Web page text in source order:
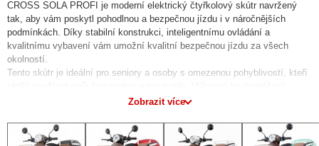
CROSS SOLA PROFI je moderní elektrický čtyřkolový skútr navržený
tak, aby vám poskytl pohodlnou a bezpečnou jízdu i v náročnějších
podmínkách. Díky stabilní konstrukci, inteligentnímu ovládání a
kvalitnímu vybavení vám umožní kvalitní bezpečnou jízdu za všech
okolností.
Tento skútr je ideální pro seniory a osoby s omezenou pohyblivostí, kteří
motor o výkonu 1000 W vás pohodlně doveze rychlostí až 20 km/h, což
Výkon a dojezd
Zobrazit více